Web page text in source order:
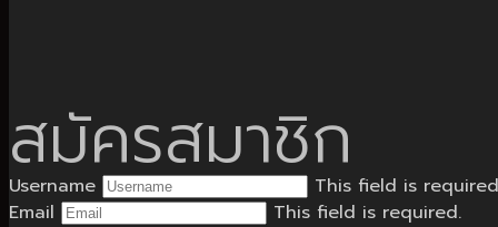
สมัครสมาชิก
Username
This field is
Email
This field is required.